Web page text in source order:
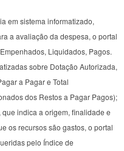
em sistema informatizado,
a avaliação da despesa, o portal
Liquidados, Pagos.
sobre Dotação Autorizada,
a Pagar e Total
dos Restos a Pagar Pagos);
indica a origem, finalidade e
os recursos são gastos, o portal
pelo Índice de